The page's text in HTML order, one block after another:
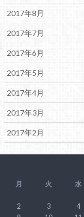
2017年8月
2017年7月
2017年6月
2017年5月
2017年4月
2017年3月
2017年2月
月
火 水
2
3 4